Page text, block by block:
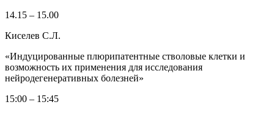
14.15 – 15.00
Киселев С.Л.
«Индуцированные плюрипатентные стволовые клетки и
возможность их применения для исследования
нейродегенеративных болезней»
15:00 – 15:45